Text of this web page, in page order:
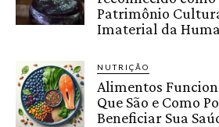
Patrimônio
Imaterial da
NUTRIÇÃO
Alimentos
Que São e Como
Beneficiar Sua